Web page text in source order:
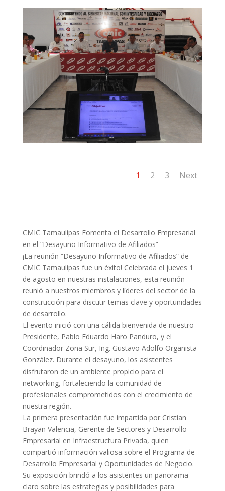
1 2 3 Next
CMIC Tamaulipas Fomenta el Desarrollo Empresarial
en el “Desayuno Informativo de Afiliados”
¡La reunión “Desayuno Informativo de Afiliados” de
CMIC Tamaulipas fue un éxito! Celebrada el jueves 1
de agosto en nuestras instalaciones, esta reunión
reunió a nuestros miembros y líderes del sector de la
construcción para discutir temas clave y oportunidades
de desarrollo.
El evento inició con una cálida bienvenida de nuestro
Presidente, Pablo Eduardo Haro Panduro, y el
Coordinador Zona Sur, Ing. Gustavo Adolfo Organista
González. Durante el desayuno, los asistentes
disfrutaron de un ambiente propicio para el
networking, fortaleciendo la comunidad de
profesionales comprometidos con el crecimiento de
nuestra región.
La primera presentación fue impartida por Cristian
Brayan Valencia, Gerente de Sectores y Desarrollo
Empresarial en Infraestructura Privada, quien
compartió información valiosa sobre el Programa de
Desarrollo Empresarial y Oportunidades de Negocio.
Su exposición brindó a los asistentes un panorama
claro sobre las estrategias y posibilidades para